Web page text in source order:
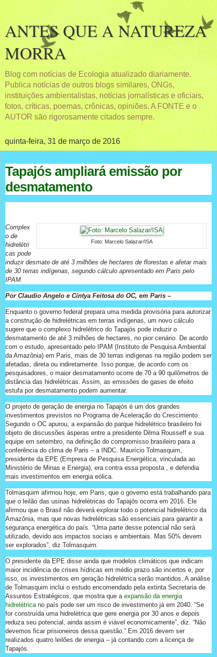
ANTES QUE A NATUREZA
MORRA
Blog com notícias de Ecologia atualizado diariamente.
Publica notícias de outros blogs similares, ONGs,
instituições ambientalistas, notícias jornalísticas e oficiais,
fotos, críticas, poemas, crônicas, opiniões. A FONTE e o
AUTOR são rigorosamente citados sempre.
quinta-feira, 31 de março de 2016
Tapajós ampliará emissão por
desmatamento
Foto: Marcelo Salazar/ISA
Complex
o de
hidrelétri
cas pode
induzir desmate de até 3 milhões de hectares de florestas e afetar mais
de 30 terras indígenas, segundo cálculo apresentado em Paris pelo
IPAM.
Por Claudio Angelo e Cíntya Feitosa do OC, em Paris –
Enquanto o governo federal prepara uma medida provisória para autorizar
a construção de hidrelétricas em terras indígenas, um novo cálculo
sugere que o complexo hidrelétrico do Tapajós pode induzir o
desmatamento de até 3 milhões de hectares, no pior cenário. De acordo
com o estudo, apresentado pelo IPAM (Instituto de Pesquisa Ambiental
da Amazônia) em Paris, mais de 30 terras indígenas na região podem ser
afetadas, direta ou indiretamente. Isso porque, de acordo com os
pesquisadores, o maior desmatamento ocorre de 70 a 90 quilômetros de
distância das hidrelétricas. Assim, as emissões de gases de efeito
estufa por desmatamento podem aumentar.
O projeto de geração de energia no Tapajós é um dos grandes
investimentos previstos no Programa de Aceleração do Crescimento.
Segundo o OC apurou, a expansão do parque hidrelétrico brasileiro foi
objeto de discussões ásperas entre a presidente Dilma Rousseff e sua
equipe em setembro, na definição do compromisso brasileiro para a
conferência do clima de Paris – a INDC. Maurício Tolmasquim,
presidente da EPE (Empresa de Pesquisa Energética, vinculada ao
Ministério de Minas e Energia), era contra essa proposta , e defendia
mais investimentos em energia eólica.
Tolmasquim afirmou hoje, em Paris, que o governo está trabalhando para
que o leilão das usinas hidrelétricas do Tapajós ocorra em 2016. Ele
afirmou que o Brasil não deverá explorar todo o potencial hidrelétrico da
Amazônia, mas que novas hidrelétricas são essenciais para garantir a
segurança energética do país. “Uma parte desse potencial não será
utilizado, devido aos impactos sociais e ambientais. Mas 50% devem
ser explorados”, diz Tolmasquim.
O presidente da EPE disse ainda que modelos climáticos que indicam
maior incidência de crises hídricas em médio prazo são incertos e, por
isso, os investimentos em geração hidrelétrica serão mantidos. A análise
de Tolmasquim inclui o estudo encomendado pela extinta Secretaria de
Assuntos Estratégicos, que mostra que a expansão da energia
hidrelétrica no país pode ser um risco de investimento já em 2040. “Se
for construída uma hidrelétrica que gere energia por 30 anos e depois
reduza seu potencial, ainda assim é viável economicamente”, diz. “Não
devemos ficar prisioneiros dessa questão.” Em 2016 devem ser
realizados quatro leilões de energia – já contando com a licença de
Tapajós.